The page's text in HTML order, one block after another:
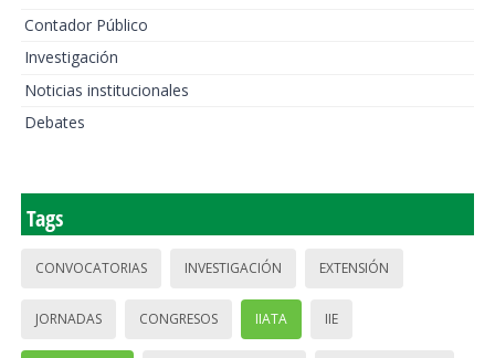
Contador Público
Investigación
Noticias institucionales
Debates
Tags
CONVOCATORIAS INVESTIGACIÓN EXTENSIÓN
JORNADAS CONGRESOS IIATA IIE